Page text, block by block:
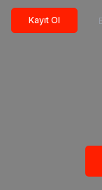
Kayıt Ol